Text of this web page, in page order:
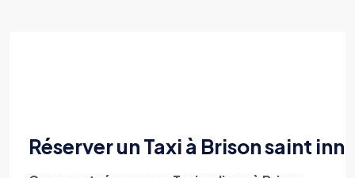
Réserver un Taxi à Brison saint